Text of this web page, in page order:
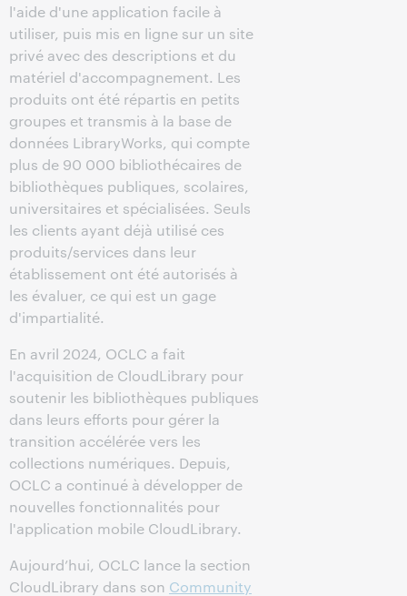
l'aide d'une application facile à
utiliser, puis mis en ligne sur un site
privé avec des descriptions et du
matériel d'accompagnement. Les
produits ont été répartis en petits
groupes et transmis à la base de
données LibraryWorks, qui compte
plus de 90 000 bibliothécaires de
bibliothèques publiques, scolaires,
universitaires et spécialisées. Seuls
les clients ayant déjà utilisé ces
produits/services dans leur
établissement ont été autorisés à
les évaluer, ce qui est un gage
d'impartialité.
En avril 2024, OCLC a fait
l'acquisition de CloudLibrary pour
soutenir les bibliothèques publiques
dans leurs efforts pour gérer la
transition accélérée vers les
collections numériques. Depuis,
OCLC a continué à développer de
nouvelles fonctionnalités pour
l'application mobile CloudLibrary.
Aujourd’hui, OCLC lance la section
CloudLibrary dans son Community